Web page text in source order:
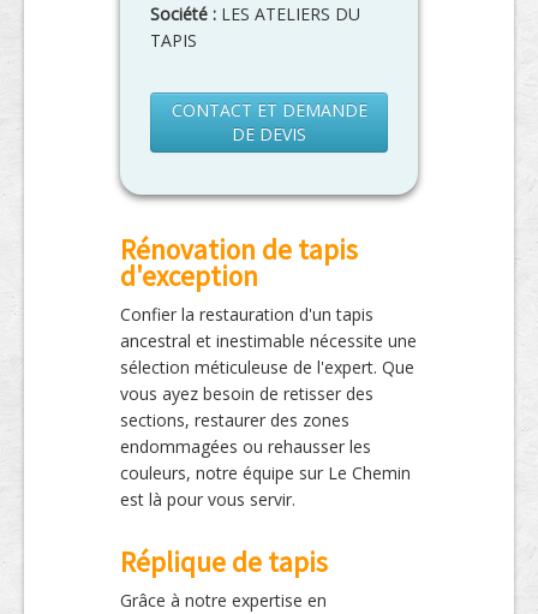
Société : LES ATELIERS DU
TAPIS
CONTACT ET DEMANDE
DE DEVIS
Rénovation de tapis
d'exception
Confier la restauration d'un tapis
ancestral et inestimable nécessite une
sélection méticuleuse de l'expert. Que
vous ayez besoin de retisser des
sections, restaurer des zones
endommagées ou rehausser les
couleurs, notre équipe sur Le Chemin
est là pour vous servir.
Réplique de tapis
Grâce à notre expertise en